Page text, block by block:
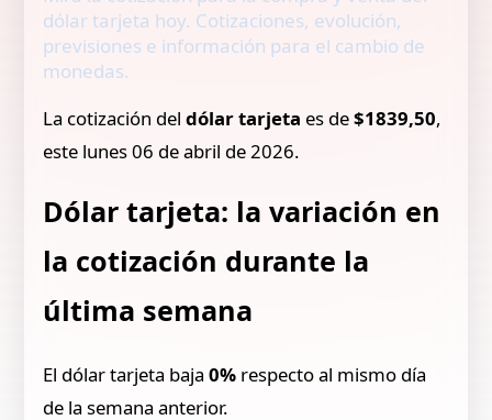
dólar tarjeta hoy. Cotizaciones, evolución,
previsiones e información para el cambio de
monedas.
La cotización deldólar tarjeta es de$1839,50,
este lunes 06 de abril de 2026.
Dólar tarjeta: la variación en
la cotización durante la
última semana
El dólar tarjeta baja0% respecto al mismo día
de la semana anterior.